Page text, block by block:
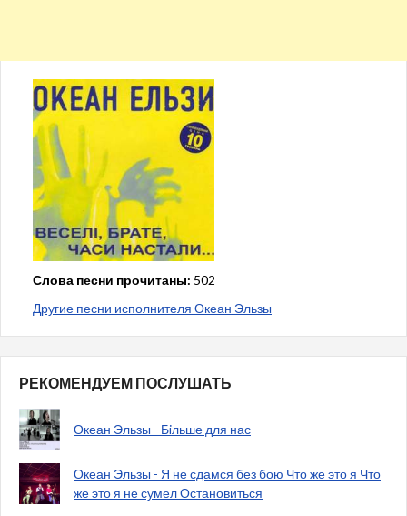
Слова песни прочитаны: 502
Другие песни исполнителя Океан Эльзы
РЕКОМЕНДУЕМ ПОСЛУШАТЬ
Океан Эльзы - Бiльше для нас
Океан Эльзы - Я не сдамся без бою Что же это я Что
же это я не сумел Остановиться